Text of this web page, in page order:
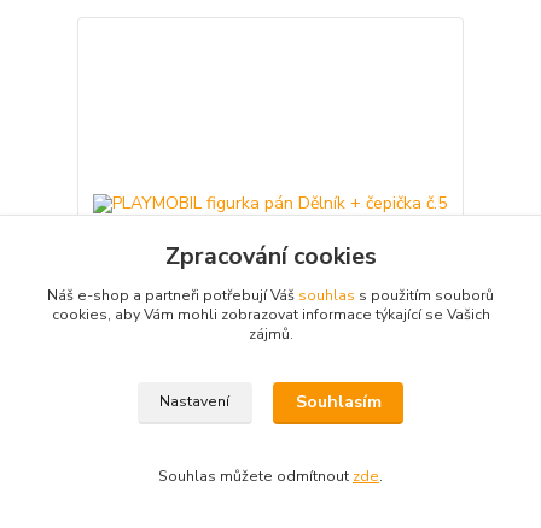
PLAYMOBIL figurka pán Dělník + čepička č.5
35 Kč Skladem 1 ks
Přidat do košíku
Zpracování cookies
Náš e-shop a partneři potřebují Váš souhlas s použitím souborů
cookies, aby Vám mohli zobrazovat informace týkající se Vašich
zájmů.
Nastavení Souhlasím
Souhlas můžete odmítnout zde.